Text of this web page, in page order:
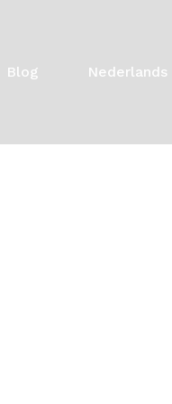
Blog Nederlands